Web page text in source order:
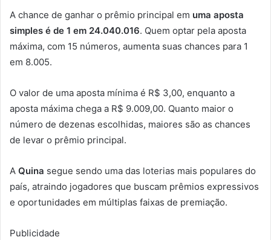
A chance de ganhar o prêmio principal em uma aposta
simples é de 1 em 24.040.016. Quem optar pela aposta
máxima, com 15 números, aumenta suas chances para 1
em 8.005.
O valor de uma aposta mínima é R$ 3,00, enquanto a
aposta máxima chega a R$ 9.009,00. Quanto maior o
número de dezenas escolhidas, maiores são as chances
de levar o prêmio principal.
A Quina segue sendo uma das loterias mais populares do
país, atraindo jogadores que buscam prêmios expressivos
e oportunidades em múltiplas faixas de premiação.
Publicidade